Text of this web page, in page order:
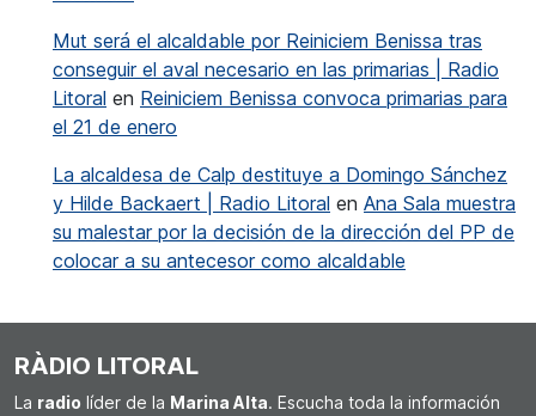
Mut será el alcaldable por Reiniciem Benissa tras
conseguir el aval necesario en las primarias | Radio
Litoral en Reiniciem Benissa convoca primarias para
el 21 de enero
La alcaldesa de Calp destituye a Domingo Sánchez
y Hilde Backaert | Radio Litoral en Ana Sala muestra
su malestar por la decisión de la dirección del PP de
colocar a su antecesor como alcaldable
RÀDIO LITORAL
La radio líder de la Marina Alta. Escucha toda la información